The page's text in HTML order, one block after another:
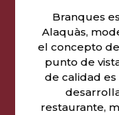
Branques
Alaquàs,
el concepto
punto de
de calidad
restaurante,